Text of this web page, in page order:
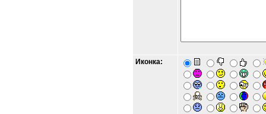
Иконка: